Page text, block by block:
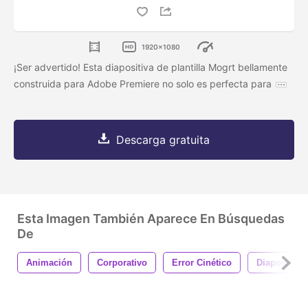
1920x1080
¡Ser advertido! Esta diapositiva de plantilla Mogrt bellamente
construida para Adobe Premiere no solo es perfecta para
Descarga gratuita
Esta Imagen También Aparece En Búsquedas
De
Animación Corporativo Error Cinético Diapositivas